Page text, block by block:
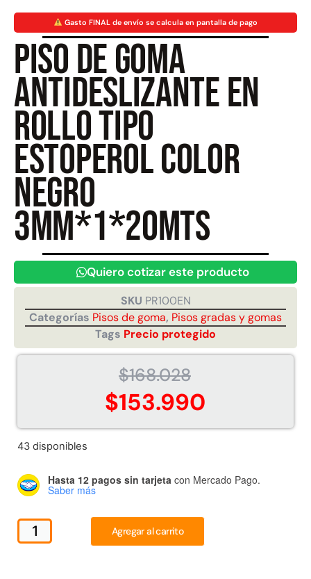
Gasto FINAL de envío se calcula en pantalla de pago
Piso de goma
antideslizante en
rollo Tipo
estoperol color
negro
3mm*1*20mts
Quiero cotizar este producto
SKU PR100EN
Categorías Pisos de goma, Pisos gradas y gomas
Tags Precio protegido
$168.028
$153.990
43 disponibles
Hasta 12 pagos sin tarjeta con Mercado Pago.
Saber más
Agregar al carrito
Juego Modular 40
QplayGround
4.859.984
Leer más
QplayGround
9.558.557
Agregar al carrito
Juego Modular 02
$4.507.990
Juego Modular 01
Leer más
37%